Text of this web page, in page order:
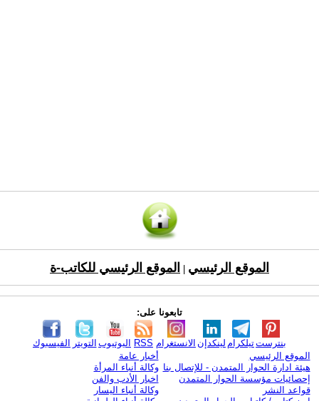
الموقع الرئيسي الموقع الرئيسي للكاتب-ة
تابعونا على:
الفيسبوك التويتر اليوتيوب RSS الانستغرام لينكدإن تيلكرامبنترست
الموقع الرئيسي
هيئة ادارة الحوار المتمدن - للإتصال بنا
إحصائيات مؤسسة الحوار المتمدن
قواعد النشر
أخبار عامة
وكالة أنباء المرأة
اخبار الأدب والفن
وكالة أنباء اليسار